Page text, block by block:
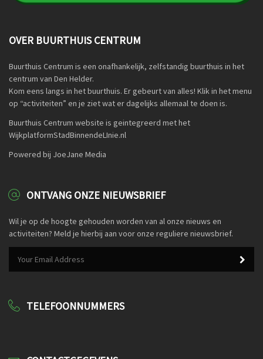
OVER BUURTHUIS CENTRUM
Buurthuis Centrum is een onafhankelijk, zelfstandig buurthuis in het
centrum van Den Helder.
Kom eens langs in het buurthuis. Er gebeurt van alles! Klik in het menu
op “activiteiten” en je ziet wat er dagelijks allemaal te doen is.
Buurthuis Centrum website is geintegreerd met het
WijkplatformStadBinnendeLInie.nl
Powered bij JoeJane Media
ONTVANG ONZE NIEUWSBRIEF
Wil je op de hoogte gehouden worden van al onze nieuws en
activiteiten? Meld je hierbij aan voor onze reguliere nieuwsbrief.
TELEFOONNUMMERS